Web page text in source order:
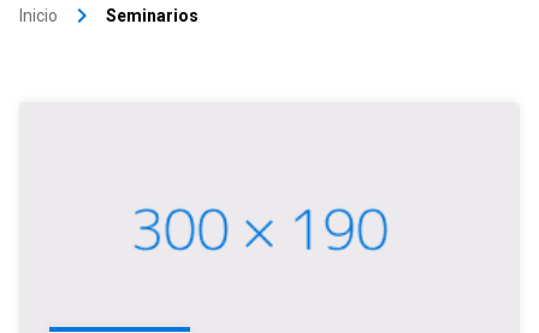
Inicio keyboard_arrow_right Seminarios